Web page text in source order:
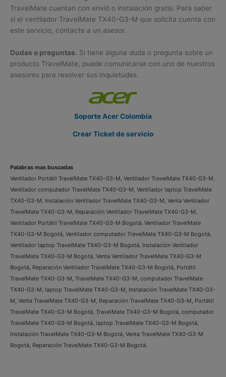
TravelMate cuentan con envió o instalación gratis. Para saber
si el ventilador TravelMate TX40-G3-M que solicita cuenta con
este servicio, contacte a un asesor.
Dudas o preguntas. Si tiene alguna duda o pregunta sobre un
producto TravelMate, puede comunicarse con uno de nuestros
asesores para resolver sus inquietudes.
Soporte Acer Colombia
Crear Ticket de servicio
Palabras mas buscadas
Ventilador Portátil TravelMate TX40-G3-M, Ventilador TravelMate TX40-G3-M,
Ventilador computador TravelMate TX40-G3-M, Ventilador laptop TravelMate
TX40-G3-M, Instalación Ventilador TravelMate TX40-G3-M, Venta Ventilador
TravelMate TX40-G3-M, Reparación Ventilador TravelMate TX40-G3-M,
Ventilador Portátil TravelMate TX40-G3-M Bogotá, Ventilador TravelMate
TX40-G3-M Bogotá, Ventilador computador TravelMate TX40-G3-M Bogotá,
Ventilador laptop TravelMate TX40-G3-M Bogotá, Instalación Ventilador
TravelMate TX40-G3-M Bogotá, Venta Ventilador TravelMate TX40-G3-M
Bogotá, Reparación Ventilador TravelMate TX40-G3-M Bogotá, Portátil
TravelMate TX40-G3-M, TravelMate TX40-G3-M, computador TravelMate
TX40-G3-M, laptop TravelMate TX40-G3-M, Instalación TravelMate TX40-G3-
M, Venta TravelMate TX40-G3-M, Reparación TravelMate TX40-G3-M, Portátil
TravelMate TX40-G3-M Bogotá, TravelMate TX40-G3-M Bogotá, computador
TravelMate TX40-G3-M Bogotá, laptop TravelMate TX40-G3-M Bogotá,
Instalación TravelMate TX40-G3-M Bogotá, Venta TravelMate TX40-G3-M
Bogotá, Reparación TravelMate TX40-G3-M Bogotá.